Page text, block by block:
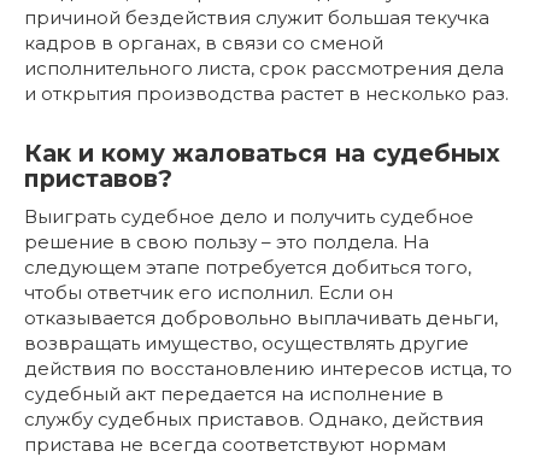
причиной бездействия служит большая текучка
кадров в органах, в связи со сменой
исполнительного листа, срок рассмотрения дела
и открытия производства растет в несколько раз.
Как и кому жаловаться на судебных
приставов?
Выиграть судебное дело и получить судебное
решение в свою пользу – это полдела. На
следующем этапе потребуется добиться того,
чтобы ответчик его исполнил. Если он
отказывается добровольно выплачивать деньги,
возвращать имущество, осуществлять другие
действия по восстановлению интересов истца, то
судебный акт передается на исполнение в
службу судебных приставов. Однако, действия
пристава не всегда соответствуют нормам